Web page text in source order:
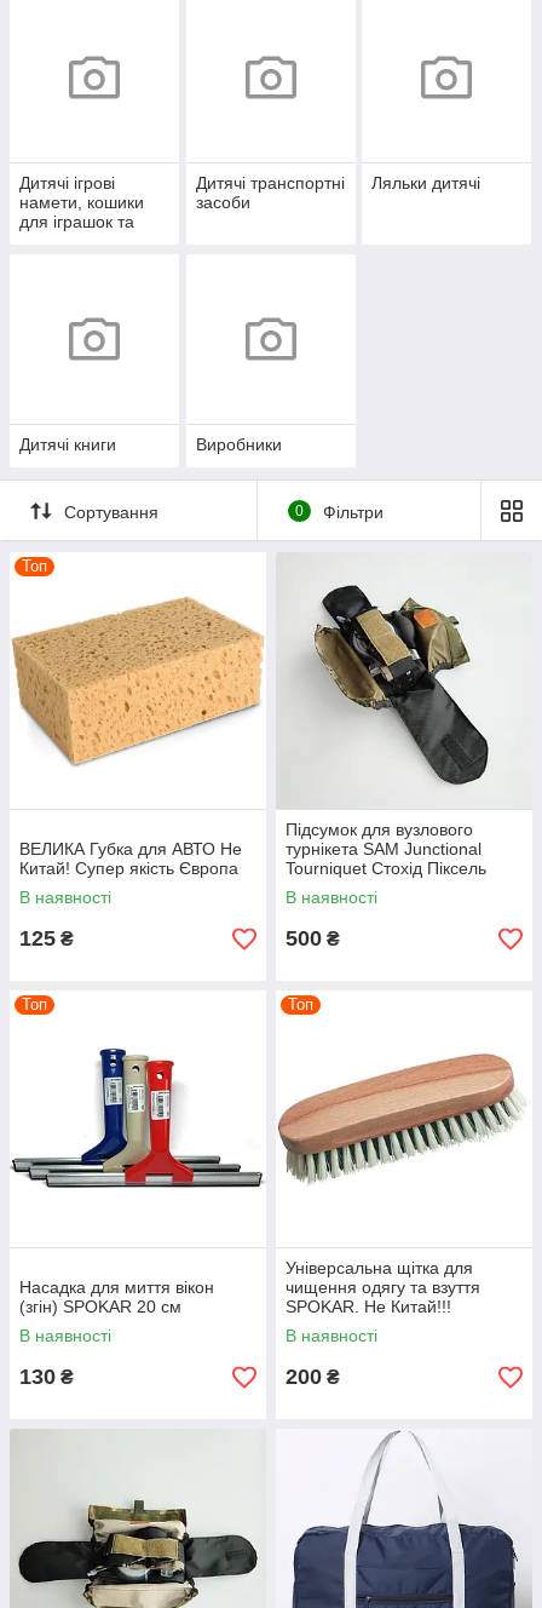
Дитячі ігрові
намети, кошики
для іграшок та
Дитячі транспортні
засоби
Ляльки дитячі
Дитячі книги Виробники
Сортування 0 Фільтри
Топ
ВЕЛИКА Губка для АВТО Не
Китай! Супер якість Європа
В наявності
125 ₴
Підсумок для вузлового
турнікета SAM Junctional
Tourniquet Стохід Піксель
В наявності
500 ₴
Топ
Насадка для миття вікон
(згін) SPOKAR 20 см
В наявності
130 ₴
Топ
Універсальна щітка для
чищення одягу та взуття
SPOKAR. Не Китай!!!
В наявності
200 ₴